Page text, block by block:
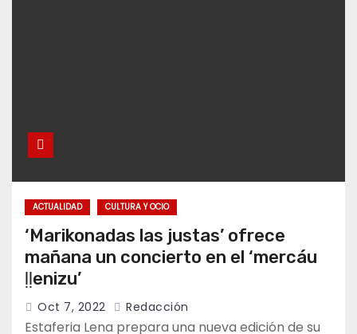
ACTUALIDAD CULTURA Y OCIO
‘Marikonadas las justas’ ofrece
mañana un concierto en el ‘mercáu
ḷḷenizu’
Oct 7, 2022 Redacción
Estaferia Lena prepara una nueva edición de su